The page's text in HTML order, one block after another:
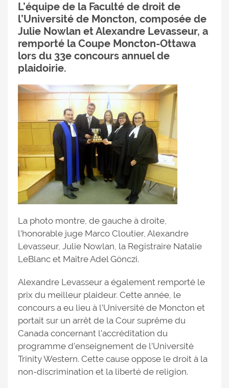
L’équipe de la Faculté de droit de
l’Université de Moncton, composée de
Julie Nowlan et Alexandre Levasseur, a
remporté la Coupe Moncton-Ottawa
lors du 33e concours annuel de
plaidoirie.
La photo montre, de gauche à droite,
l’honorable juge Marco Cloutier, Alexandre
Levasseur, Julie Nowlan, la Registraire Natalie
LeBlanc et Maître Adel Gönczi.
Alexandre Levasseur a également remporté le
prix du meilleur plaideur. Cette année, le
concours a eu lieu à l’Université de Moncton et
portait sur un arrêt de la Cour suprême du
Canada concernant l’accréditation du
programme d’enseignement de l’Université
Trinity Western. Cette cause oppose le droit à la
non-discrimination et la liberté de religion.